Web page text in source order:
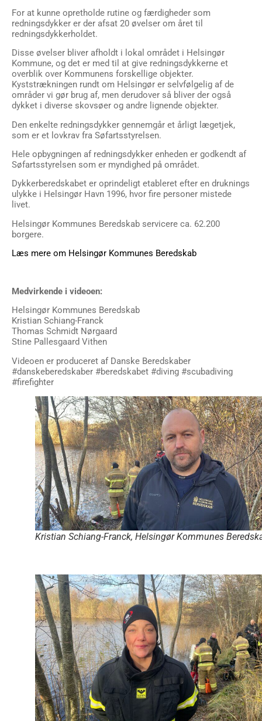
For at kunne opretholde rutine og færdigheder som
redningsdykker er der afsat 20 øvelser om året til
redningsdykkerholdet.
Disse øvelser bliver afholdt i lokal området i Helsingør
Kommune, og det er med til at give redningsdykkerne et
overblik over Kommunens forskellige objekter.
Kyststrækningen rundt om Helsingør er selvfølgelig af de
områder vi gør brug af, men derudover så bliver der også
dykket i diverse skovsøer og andre lignende objekter.
Den enkelte redningsdykker gennemgår et årligt lægetjek,
som er et lovkrav fra Søfartsstyrelsen.
Hele opbygningen af redningsdykker enheden er godkendt af
Søfartsstyrelsen som er myndighed på området.
Dykkerberedskabet er oprindeligt etableret efter en druknings
ulykke i Helsingør Havn 1996, hvor fire personer mistede
livet.
Helsingør Kommunes Beredskab servicere ca. 62.200
borgere.
Læs mere om Helsingør Kommunes Beredskab
Medvirkende i videoen:
Helsingør Kommunes Beredskab
Kristian Schiang-Franck
Thomas Schmidt Nørgaard
Stine Pallesgaard Vithen
Videoen er produceret af Danske Beredskaber
#danskeberedskaber #beredskabet #diving #scubadiving
#firefighter
Kristian Schiang-Franck, Helsingør Kommunes